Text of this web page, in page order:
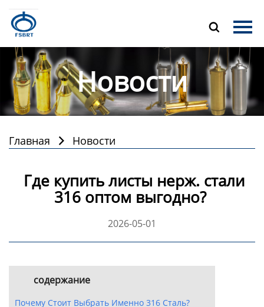

Главная
Продукция
О Нас
Новости
Новости
Главная  Новости
Где купить листы нерж. стали
316 оптом выгодно?
2026-05-01
содержание
Почему Стоит Выбрать Именно 316 Сталь?